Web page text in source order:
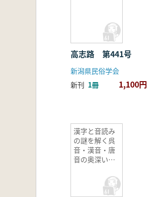
高志路 第441号
新潟県民俗学会
新刊 1冊 1,100円
漢字と音読み
の謎を解く呉
音・漢音・唐
音の奥深い世